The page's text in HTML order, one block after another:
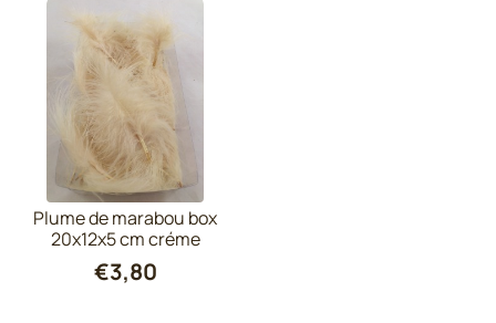
Plume de marabou box
20x12x5 cm créme
€3,80